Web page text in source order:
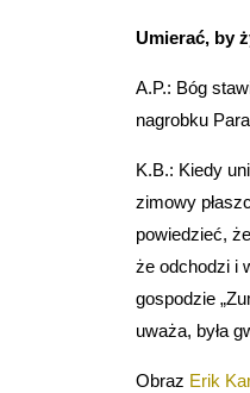
Umierać, by
A.P.: Bóg
nagrobku
K.B.: Kiedy
zimowy
powiedzieć,
że odchodzi i
gospodzie
uważa, była
Obraz Erik